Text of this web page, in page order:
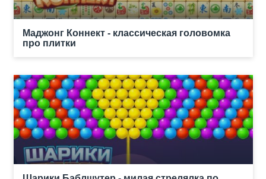
Маджонг Коннект - классическая головомка
про плитки